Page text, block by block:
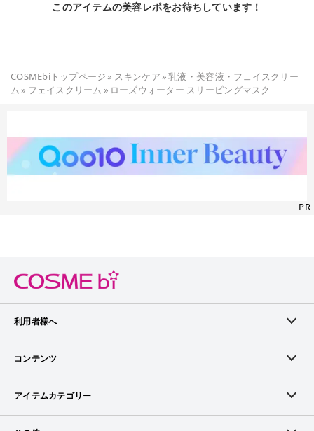
このアイテムの美容レポをお待ちしています！
COSMEbiトップページ» スキンケア»乳液・美容液・フェイスクリー
ム» フェイスクリーム » ローズウォーター スリーピングマスク
PR
利用者様へ
メンバーログイン
メンバー会員について
コンテンツ
ランキング
アイテムカテゴリー